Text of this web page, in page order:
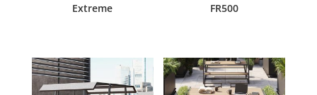
Extreme FR500